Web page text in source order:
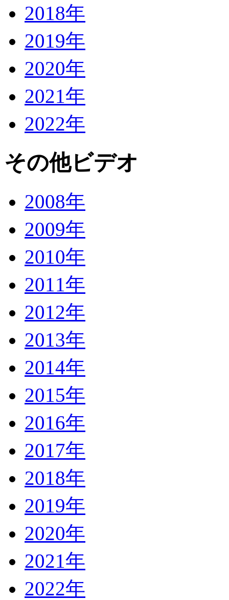
2018年
2019年
2020年
2021年
2022年
その他ビデオ
2008年
2009年
2010年
2011年
2012年
2013年
2014年
2015年
2016年
2017年
2018年
2019年
2020年
2021年
2022年